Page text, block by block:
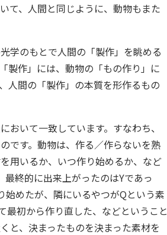
て、人間と同じように、動物もまた
学のもとで人間の「製作」を眺める
製作」には、動物の「もの作り」に
人間の「製作」の本質を形作るもの
いて一致しています。すなわち、
です。動物は、作る／作らないを熟
用いるか、いつ作り始めるか、など
終的に出来上がったのはYであっ
めたが、隣にいるやつがQという素
初から作り直した、などということ
と、決まったものを決まった素材を